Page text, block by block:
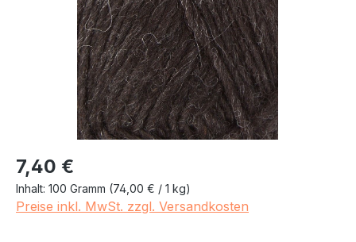
Regulärer Preis:
7,40 €
Inhalt: 100 Gramm (74,00 € / 1 kg)
Preise inkl. MwSt. zzgl. Versandkosten